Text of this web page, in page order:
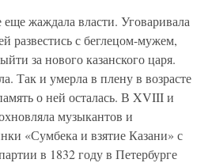
жаждала власти. Уговаривала
развестись с беглецом-мужем,
за нового казанского царя.
Так и умерла в плену в возрасте
о ней осталась. В XVIII и
музыкантов и
«Сумбека и взятие Казани» с
в 1832 году в Петербурге